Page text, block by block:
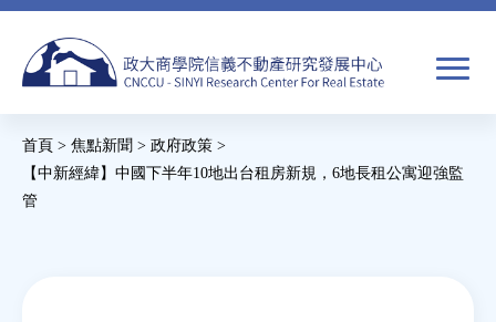
Jump
navigation
搜
尋
搜
尋
您
在
首頁 > 焦點新聞 > 政府政策 >
【中新經緯】中國下半年10地出台租房新規，6地長租公寓迎強監
管